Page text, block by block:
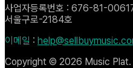
사업자등록번호 : 676-81-
서울구로-2184호
이메일 :
Copyright © 2026 Music